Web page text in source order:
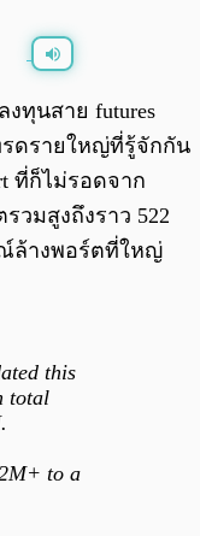
ทุนสาย futures
ดรายใหญ่ที่รู้จักกัน
ที่ก็ไม่รอดจาก
วมสูงถึงราว 522
ล้างพอร์ตที่ใหญ่
this
total
to a